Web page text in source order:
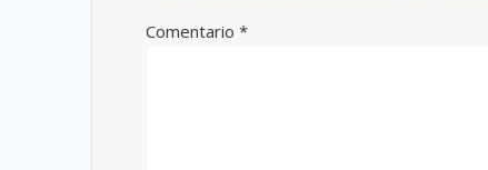
Comentario*